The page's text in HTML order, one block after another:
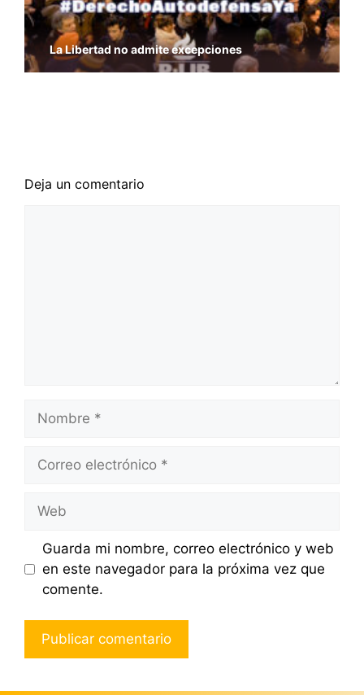
La Libertad no admite excepciones
Los libertarios con Bruselas, con las víctimas y
contra el yihadismo
Deja un comentario
electrónico
Guarda mi nombre, correo electrónico y web
en este navegador para la próxima vez que
comente.